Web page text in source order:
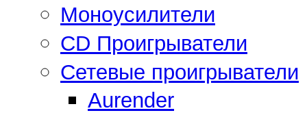
Моноусилители
CD Проигрыватели
Сетевые проигрыватели
Aurender